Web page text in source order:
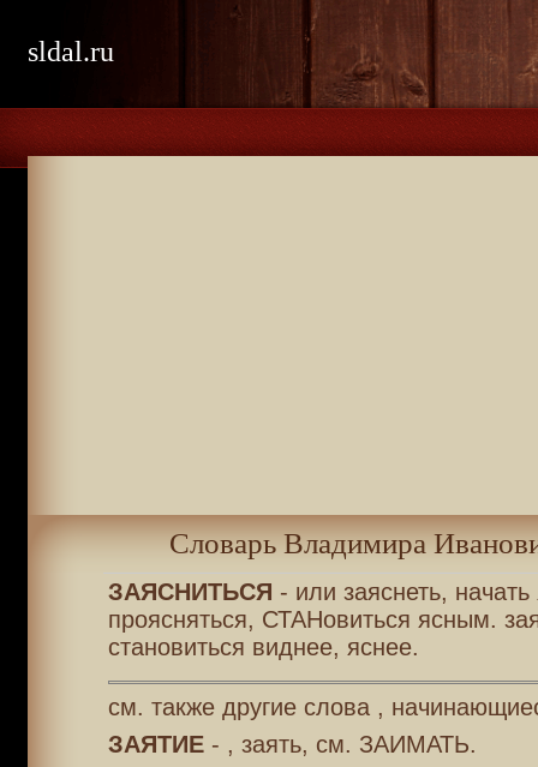
sldal.ru
Словарь Владимира
ЗАЯСНИТЬСЯ - или заяснеть, начать
проясняться, СТАНовиться ясным.
становиться виднее, яснее.
см. также другие слова ,
ЗАЯТИЕ- , заять, см. ЗАИМАТЬ.